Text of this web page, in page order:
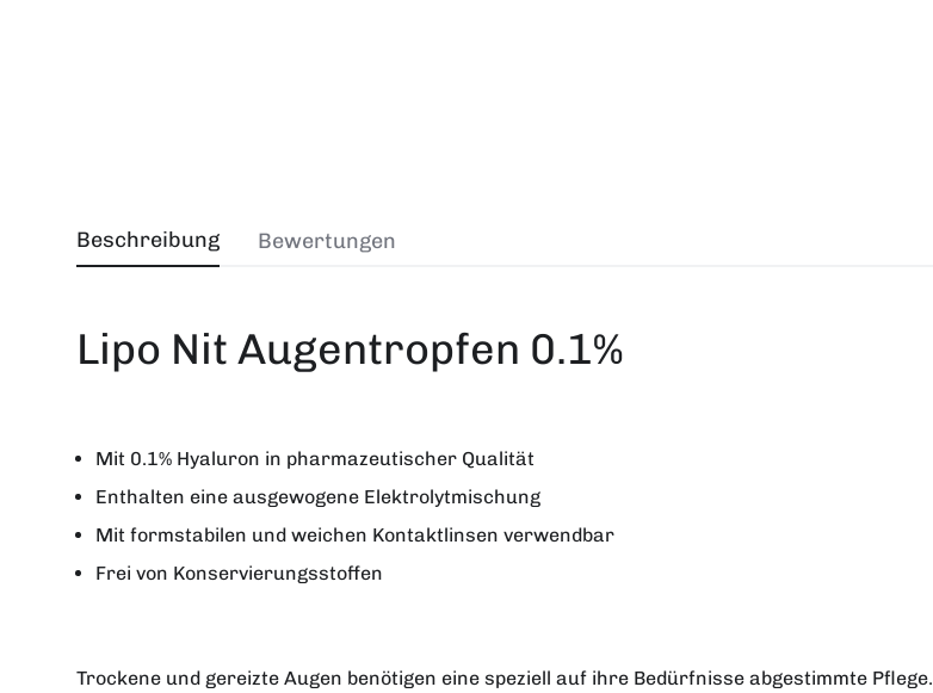
Beschreibung
Lipo Nit Augentropfen 0.1%
Mit 0.1% Hyaluron in pharmazeutischer Qualität
Enthalten eine ausgewogene Elektrolytmischung
Mit formstabilen und weichen Kontaktlinsen verwendbar
Frei von Konservierungsstoffen
Trockene und gereizte Augen benötigen eine speziell auf ihre Bedürfnisse abgestimmte Pflege.
Bewertungen